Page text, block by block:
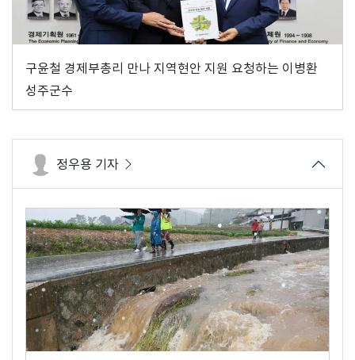
구윤철 경제부총리 만나 지역현안 지원 요청하는 이병환
성주군수
정우용 기자